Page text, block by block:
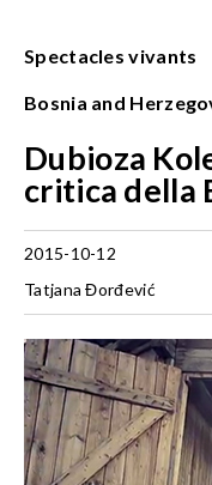
Spectacles vivants
Bosnia and
Dubioza
critica della
2015-10-12
Tatjana Đorđević